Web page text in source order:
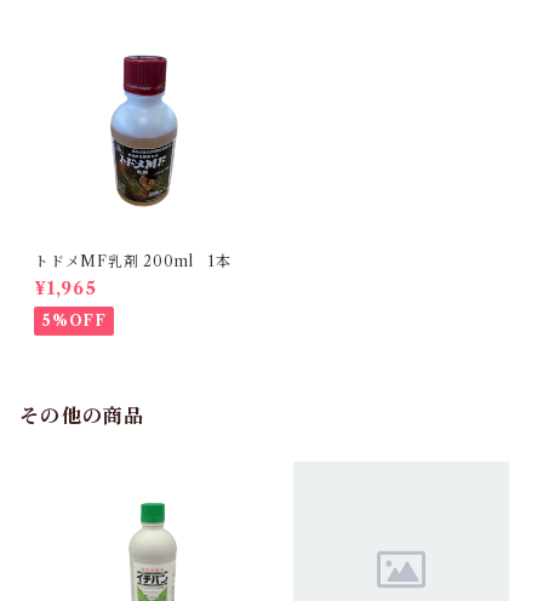
トドメMF乳剤 200ml 1本
¥1,965
5%OFF
その他の商品